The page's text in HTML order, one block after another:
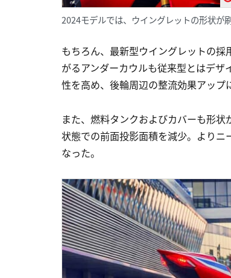
2024モデルでは、ウイングレットの形状が
もちろん、最新型ウイングレットの
がるアンダーカウルも従来型とはデ
性を高め、後輪周辺の整流効果アップ
また、燃料タンクおよびカバーも形
状態での前面投影面積を減少。より
なった。